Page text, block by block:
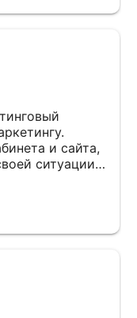
и сайта,
ситуации.